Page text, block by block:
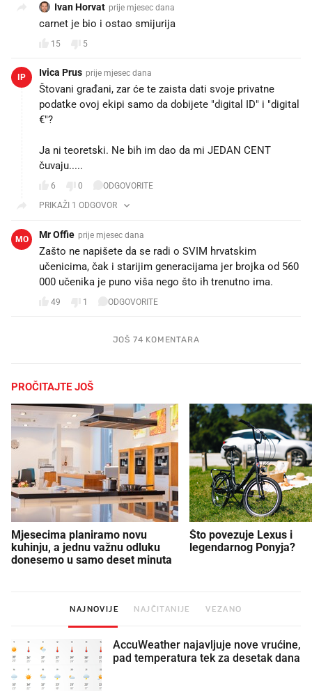
Ivan Horvat prije mjesec dana
carnet je bio i ostao smijurija
15 5
IP Ivica Prus prije mjesec dana
Štovani građani, zar će te zaista dati svoje privatne
podatke ovoj ekipi samo da dobijete "digital ID" i "digital
€"?
Ja ni teoretski. Ne bih im dao da mi JEDAN CENT
čuvaju.....
6 0
ODGOVORITE
PRIKAŽI 1 ODGOVOR
MO Mr Offie prije mjesec dana
Zašto ne napišete da se radi o SVIM hrvatskim
učenicima, čak i starijim generacijama jer brojka od 560
000 učenika je puno viša nego što ih trenutno ima.
49 1 ODGOVORITE
JOŠ 74 KOMENTARA
PROČITAJTE JOŠ
Mjesecima planiramo novu
kuhinju, a jednu važnu odluku
donesemo u samo deset minuta
Što povezuje Lexus i
legendarnog Ponyja?
NAJNOVIJE NAJČITANIJE VEZANO
AccuWeather najavljuje nove vrućine,
pad temperatura tek za desetak dana